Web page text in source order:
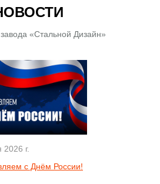
«Стальной Дизайн»
г.
с Днём России!